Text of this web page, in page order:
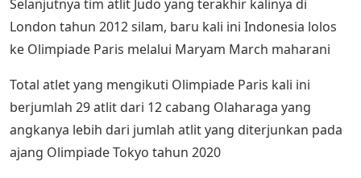
Selanjutnya tim atlit Judo yang terakhir kalinya di
London tahun 2012 silam, baru kali ini Indonesia lolos
ke Olimpiade Paris melalui Maryam March maharani
Total atlet yang mengikuti Olimpiade Paris kali ini
berjumlah 29 atlit dari 12 cabang Olaharaga yang
angkanya lebih dari jumlah atlit yang diterjunkan pada
ajang Olimpiade Tokyo tahun 2020